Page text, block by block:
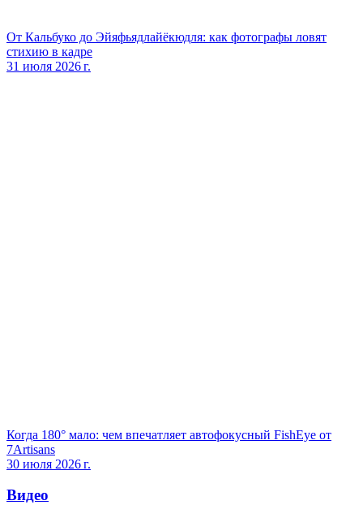
От Кальбуко до Эйяфьядлайёкюдля: как фотографы ловят
стихию в кадре
31 июля 2026 г.
Когда 180° мало: чем впечатляет автофокусный FishEye от
7Artisans
30 июля 2026 г.
Видео